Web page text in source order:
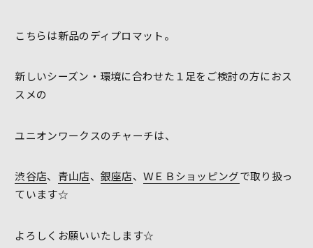
こちらは新品のディプロマット。
新しいシーズン・環境に合わせた１足をご検討の方におス
スメの
ユニオンワークスのチャーチは、
渋谷店、 青山店、 銀座店、 ＷＥＢショッピングで取り扱っ
ています☆
よろしくお願いいたします☆